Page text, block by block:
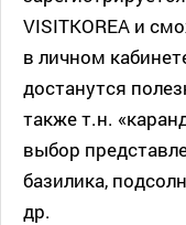
VISITKOREA и
в личном
достанутся
также т.н.
выбор
базилика,
др.